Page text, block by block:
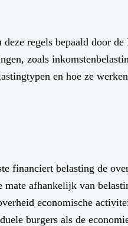
regels bepaald door
zoals
en hoe ze
financiert belasting de
afhankelijk van
economische
burgers als de